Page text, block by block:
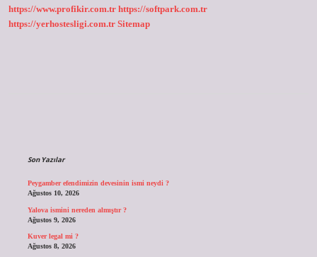
https://www.profikir.com.tr https://softpark.com.tr
https://yerhostesligi.com.tr Sitemap
Son Yazılar
Peygamber efendimizin devesinin ismi neydi ?
Ağustos 10, 2026
Yalova ismini nereden almıştır ?
Ağustos 9, 2026
Kuver legal mi ?
Ağustos 8, 2026